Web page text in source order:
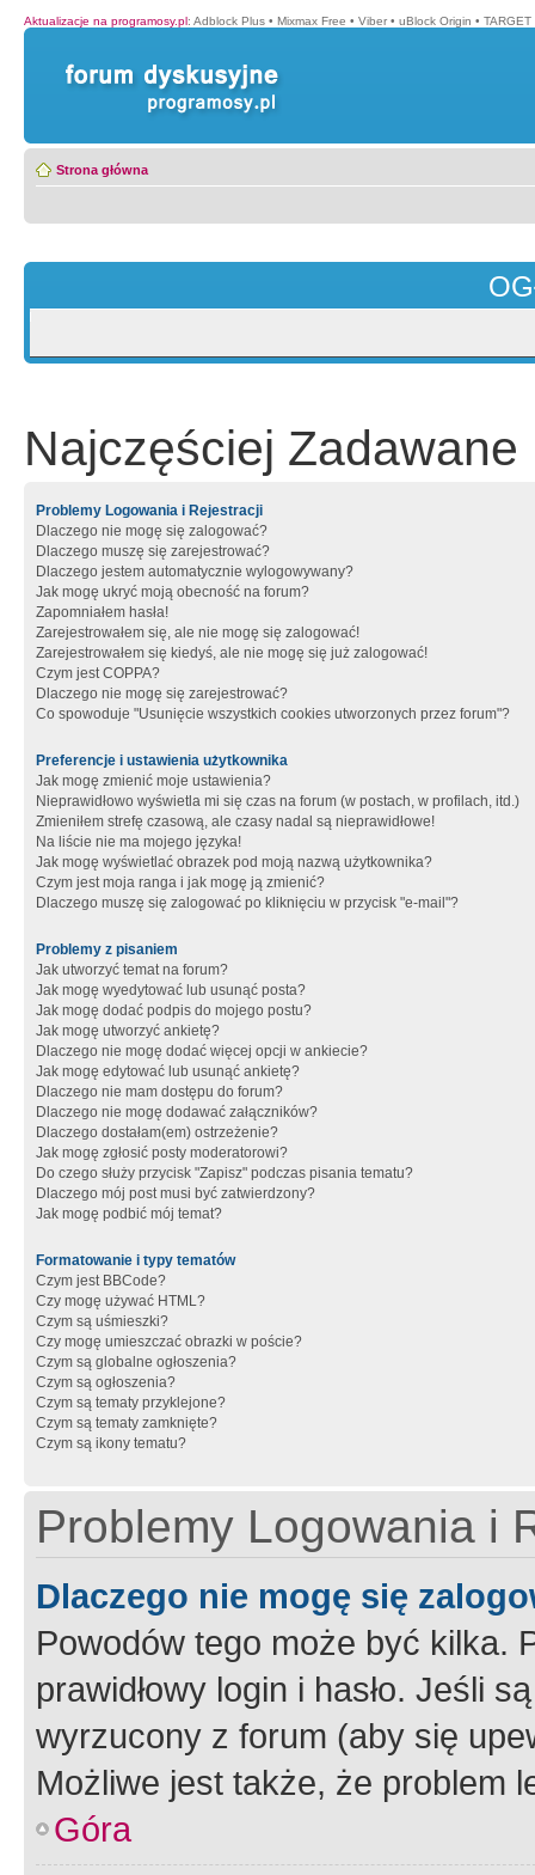
Aktualizacje na programosy.pl: Adblock Plus • Mixmax Free • Viber • uBlock Origin •
Strona główna
Najczęściej Zadawane
Problemy Logowania i Rejestracji
Dlaczego nie mogę się zalogować?
Dlaczego muszę się zarejestrować?
Dlaczego jestem automatycznie wylogowywany?
Jak mogę ukryć moją obecność na forum?
Zapomniałem hasła!
Zarejestrowałem się, ale nie mogę się zalogować!
Zarejestrowałem się kiedyś, ale nie mogę się już zalogować!
Czym jest COPPA?
Dlaczego nie mogę się zarejestrować?
Co spowoduje "Usunięcie wszystkich cookies utworzonych przez forum"?
Preferencje i ustawienia użytkownika
Jak mogę zmienić moje ustawienia?
Nieprawidłowo wyświetla mi się czas na forum (w postach, w profilach, itd.)
Zmieniłem strefę czasową, ale czasy nadal są nieprawidłowe!
Na liście nie ma mojego języka!
Jak mogę wyświetlać obrazek pod moją nazwą użytkownika?
Czym jest moja ranga i jak mogę ją zmienić?
Dlaczego muszę się zalogować po kliknięciu w przycisk "e-mail"?
Problemy z pisaniem
Jak utworzyć temat na forum?
Jak mogę wyedytować lub usunąć posta?
Jak mogę dodać podpis do mojego postu?
Jak mogę utworzyć ankietę?
Dlaczego nie mogę dodać więcej opcji w ankiecie?
Jak mogę edytować lub usunąć ankietę?
Dlaczego nie mam dostępu do forum?
Dlaczego nie mogę dodawać załączników?
Dlaczego dostałam(em) ostrzeżenie?
Jak mogę zgłosić posty moderatorowi?
Do czego służy przycisk "Zapisz" podczas pisania tematu?
Dlaczego mój post musi być zatwierdzony?
Jak mogę podbić mój temat?
Formatowanie i typy tematów
Czym jest BBCode?
Czy mogę używać HTML?
Czym są uśmieszki?
Czy mogę umieszczać obrazki w poście?
Czym są globalne ogłoszenia?
Czym są ogłoszenia?
Czym są tematy przyklejone?
Czym są tematy zamknięte?
Czym są ikony tematu?
Problemy Logowania i
Dlaczego nie mogę się
Powodów tego może być kilka.
prawidłowy login i hasło. Jeśli
wyrzucony z forum (aby się
Możliwe jest także, że problem
Góra